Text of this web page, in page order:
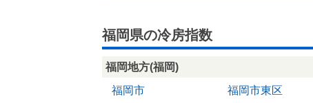
福岡県の冷房指数
福岡地方(福岡)
福岡市
福岡市東区